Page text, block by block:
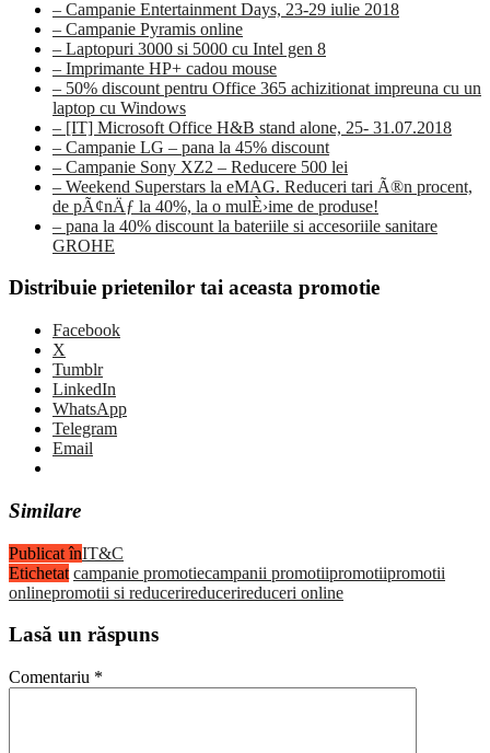
– Campanie Entertainment Days, 23-29 iulie 2018
– Campanie Pyramis online
– Laptopuri 3000 si 5000 cu Intel gen 8
– Imprimante HP+ cadou mouse
– 50% discount pentru Office 365 achizitionat impreuna cu un
laptop cu Windows
– [IT] Microsoft Office H&B stand alone, 25- 31.07.2018
– Campanie LG – pana la 45% discount
– Campanie Sony XZ2 – Reducere 500 lei
– Weekend Superstars la eMAG. Reduceri tari Ã®n procent,
de pÃ¢nÄƒ la 40%, la o mulÈ›ime de produse!
– pana la 40% discount la bateriile si accesoriile sanitare
GROHE
Distribuie prietenilor tai aceasta promotie
Facebook
X
Tumblr
LinkedIn
WhatsApp
Telegram
Email
Similare
Publicat înIT&C
Etichetat campanie promotiecampanii promotiipromotiipromotii
onlinepromotii si reducerireducerireduceri online
Lasă un răspuns
Comentariu *